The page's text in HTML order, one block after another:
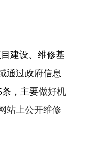
建设、维修基
通过政府信息
，主要做好机
站上公开维修